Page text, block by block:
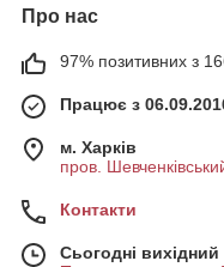
Про нас
97% позитивних з
Працює з
м. Харків
пров.
Контакти
Сьогодні вихідний